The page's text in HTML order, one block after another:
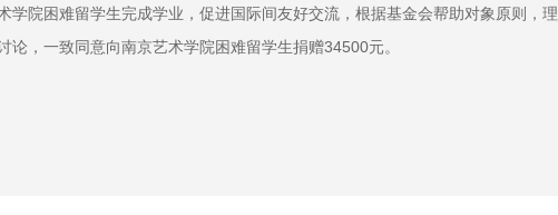
学院困难留学生完成学业，促进国际间友好交流，根据基金会帮助对象原则，理
论，一致同意向南京艺术学院困难留学生捐赠34500元。